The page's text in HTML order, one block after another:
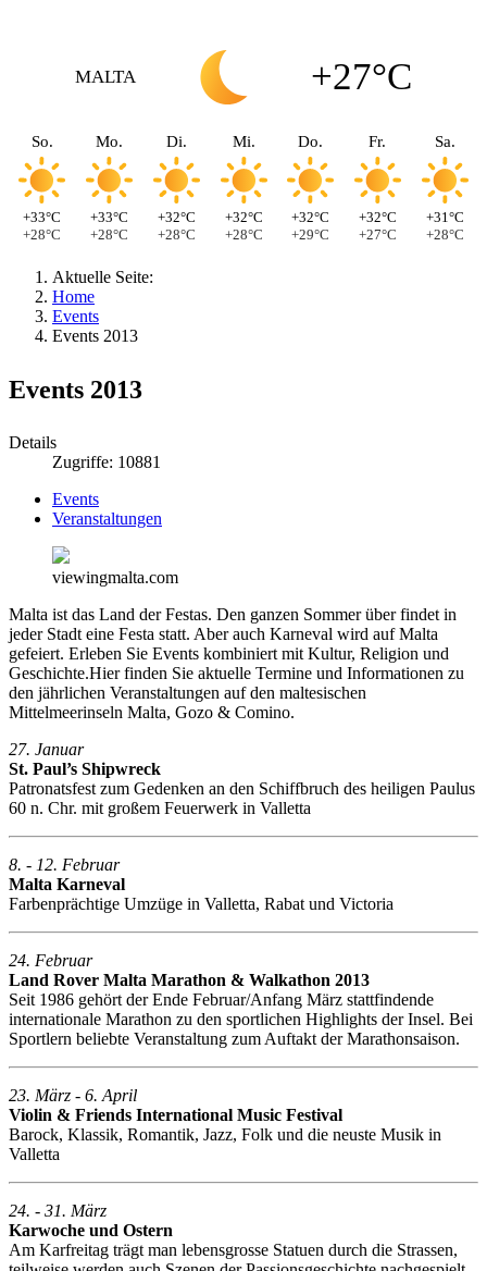
MALTA +27°C
So.
+33°C
+28°C
Mo.
+33°C
+28°C
Di.
+32°C
+28°C
Mi.
+32°C
+28°C
Do.
+32°C
+29°C
Fr.
+32°C
+27°C
Sa.
+31°C
+28°C
Aktuelle Seite:
Home
Events
Events 2013
Events 2013
Details
Zugriffe: 10881
Events
Veranstaltungen
viewingmalta.com
Malta ist das Land der Festas. Den ganzen Sommer über findet in
jeder Stadt eine Festa statt. Aber auch Karneval wird auf Malta
gefeiert. Erleben Sie Events kombiniert mit Kultur, Religion und
Geschichte.Hier finden Sie aktuelle Termine und Informationen zu
den jährlichen Veranstaltungen auf den maltesischen
Mittelmeerinseln Malta, Gozo & Comino.
27. Januar
St. Paul’s Shipwreck
Patronatsfest zum Gedenken an den Schiffbruch des heiligen Paulus
60 n. Chr. mit großem Feuerwerk in Valletta
8. - 12. Februar
Malta Karneval
Farbenprächtige Umzüge in Valletta, Rabat und Victoria
24. Februar
Land Rover Malta Marathon & Walkathon 2013
Seit 1986 gehört der Ende Februar/Anfang März stattfindende
internationale Marathon zu den sportlichen Highlights der Insel. Bei
Sportlern beliebte Veranstaltung zum Auftakt der Marathonsaison.
23. März - 6. April
Violin & Friends International Music Festival
Barock, Klassik, Romantik, Jazz, Folk und die neuste Musik in
Valletta
24. - 31. März
Karwoche und Ostern
Am Karfreitag trägt man lebensgrosse Statuen durch die Strassen,